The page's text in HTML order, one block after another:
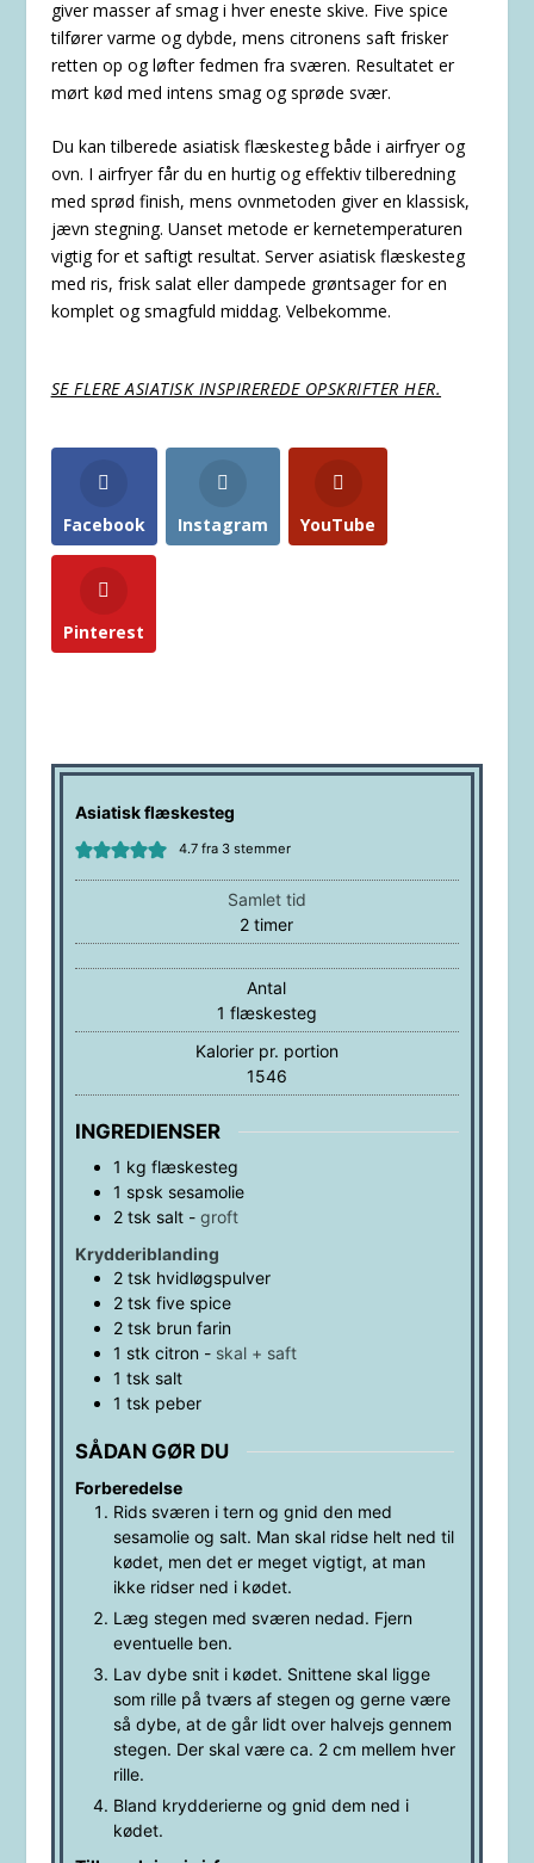
giver masser af smag i hver eneste skive. Five spice
tilfører varme og dybde, mens citronens saft frisker
retten op og løfter fedmen fra sværen. Resultatet er
mørt kød med intens smag og sprøde svær.
Du kan tilberede asiatisk flæskesteg både i airfryer og
ovn. I airfryer får du en hurtig og effektiv tilberedning
med sprød finish, mens ovnmetoden giver en klassisk,
jævn stegning. Uanset metode er kernetemperaturen
vigtig for et saftigt resultat. Server asiatisk flæskesteg
med ris, frisk salat eller dampede grøntsager for en
komplet og smagfuld middag. Velbekomme.
SE FLERE ASIATISK INSPIREREDE OPSKRIFTER HER.
Facebook Instagram YouTube
Pinterest
Asiatisk flæskesteg
4.7fra 3stemmer
Samlet tid
2timer
timer
Antal
1 flæskesteg
Kalorier pr. portion
1546
INGREDIENSER
1 kg flæskesteg
1 spsk sesamolie
2 tsk salt- groft
Krydderiblanding
2 tsk hvidløgspulver
2 tsk five spice
2 tsk brun farin
1 stk citron- skal + saft
1 tsk salt
1 tsk peber
SÅDAN GØR DU
Forberedelse
Rids sværen i tern og gnid den med
sesamolie og salt. Man skal ridse helt ned til
kødet, men det er meget vigtigt, at man
ikke ridser ned i kødet.
Læg stegen med sværen nedad. Fjern
eventuelle ben.
Lav dybe snit i kødet. Snittene skal ligge
som rille på tværs af stegen og gerne være
så dybe, at de går lidt over halvejs gennem
stegen. Der skal være ca. 2 cm mellem hver
rille.
Bland krydderierne og gnid dem ned i
kødet.